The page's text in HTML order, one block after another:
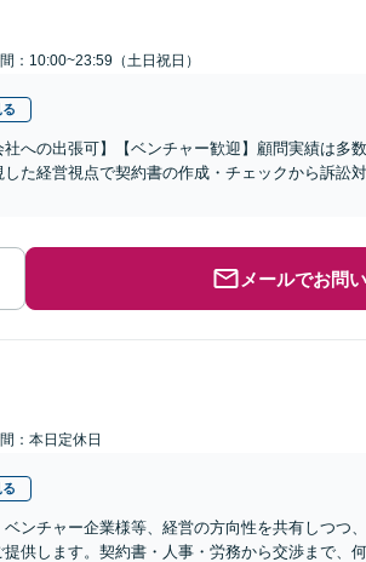
：10:00~23:59（土日祝日）
社への出張可】【ベンチャー歓迎】顧問実績は多
た経営視点で契約書の作成・チェックから訴訟
メールでお問
：本日定休日
ベンチャー企業様等、経営の方向性を共有しつつ
供します。契約書・人事・労務から交渉まで、